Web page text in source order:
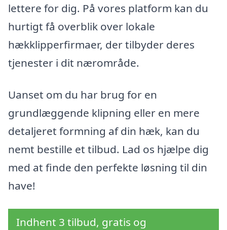
lettere for dig. På vores platform kan du
hurtigt få overblik over lokale
hækklipperfirmaer, der tilbyder deres
tjenester i dit nærområde.
Uanset om du har brug for en
grundlæggende klipning eller en mere
detaljeret formning af din hæk, kan du
nemt bestille et tilbud. Lad os hjælpe dig
med at finde den perfekte løsning til din
have!
Indhent 3 tilbud, gratis og